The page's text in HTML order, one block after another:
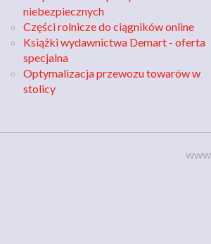
niebezpiecznych
Części rolnicze do ciągników online
Książki wydawnictwa Demart - oferta
specjalna
Optymalizacja przewozu towarów w
stolicy